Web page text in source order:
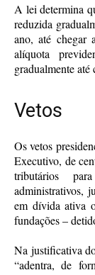
A lei determina
reduzida
ano, até chegar
alíquota
gradualmente
Vetos
Os vetos
Executivo, de
tributários
administrativos,
em dívida ativa
fundações –
Na justificativa
“adentra, de